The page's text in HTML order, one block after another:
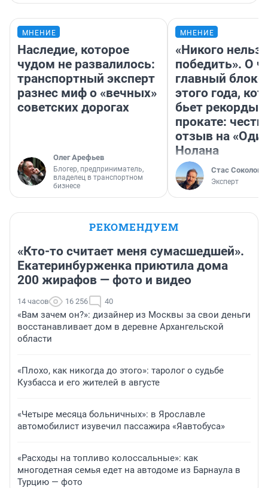
МНЕНИЕ
Наследие, которое
чудом не развалилось:
транспортный эксперт
разнес миф о «вечных»
советских дорогах
Олег Арефьев
Блогер, предприниматель,
владелец в транспортном
бизнесе
МНЕНИЕ
«Никого нельзя
победить». О
главный
этого года,
бьет рекорды в
прокате:
отзыв на
Нолана
Стас Соколов
Эксперт
РЕКОМЕНДУЕМ
«Кто-то считает меня сумасшедшей».
Екатеринбурженка приютила дома
200 жирафов — фото и видео
14 часов 16 256 40
«Вам зачем он?»: дизайнер из Москвы за свои деньги
восстанавливает дом в деревне Архангельской
области
«Плохо, как никогда до этого»: таролог о судьбе
Кузбасса и его жителей в августе
«Четыре месяца больничных»: в Ярославле
автомобилист изувечил пассажира «Яавтобуса»
«Расходы на топливо колоссальные»: как
многодетная семья едет на автодоме из Барнаула в
Турцию — фото